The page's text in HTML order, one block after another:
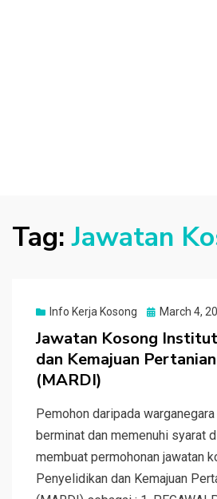
Tag: Jawatan
Info Kerja Kosong
Posted
March 4,
Jawatan Kosong
dan Kemajuan
(MARDI)
Pemohon daripada
berminat dan memenuhi syarat
membuat permohonan jawatan
Penyelidikan dan Kemajuan